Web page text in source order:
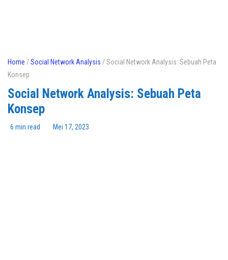
Home /Social Network Analysis / Social Network Analysis: Sebuah Peta
Konsep
Social Network Analysis: Sebuah Peta
Konsep
6 min read Mei 17, 2023